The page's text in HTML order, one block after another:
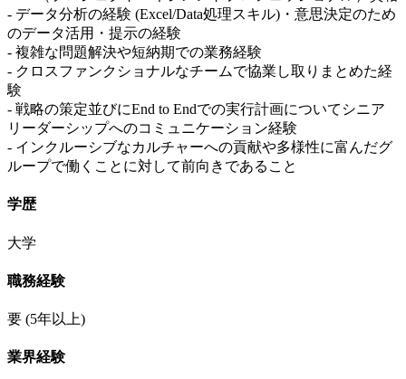
- データ分析の経験 (Excel/Data処理スキル)・意思決定のため
のデータ活用・提示の経験
- 複雑な問題解決や短納期での業務経験
- クロスファンクショナルなチームで協業し取りまとめた経
験
- 戦略の策定並びにEnd to Endでの実行計画についてシニア
リーダーシップへのコミュニケーション経験
- インクルーシブなカルチャーへの貢献や多様性に富んだグ
ループで働くことに対して前向きであること
学歴
大学
職務経験
要 (5年以上)
業界経験